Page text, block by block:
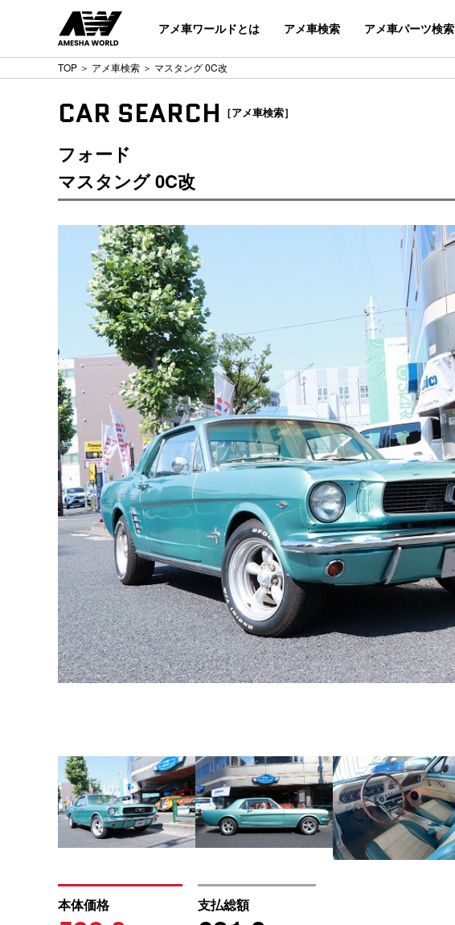
アメ車ワールドとは アメ車検索 アメ車パーツ検索
TOP ＞ アメ車検索 ＞ マスタング 0C改
CAR SEARCH ［アメ車検索］
フォード
マスタング 0C改
本体価格 支払総額